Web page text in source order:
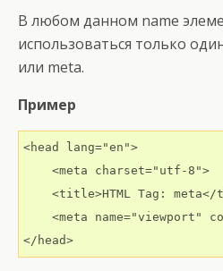
В любом данном name
использоваться только
или meta.
Пример
<head lang="en">
    <meta charset="utf-8">
<title>HTML Tag: meta</
<meta name="viewport"
</head>